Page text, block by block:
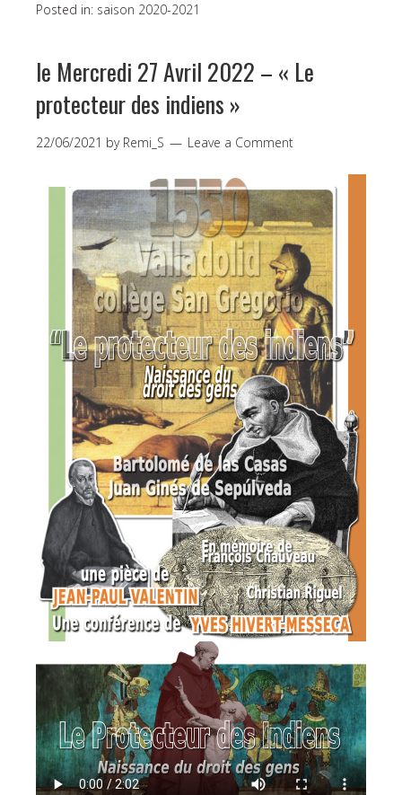
Posted in: saison 2020-2021
le Mercredi 27 Avril 2022 – « Le
protecteur des indiens »
22/06/2021 by Remi_S Leave a Comment